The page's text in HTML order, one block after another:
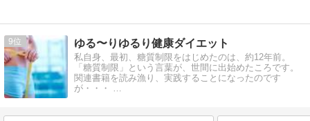
9 ゆる〜りゆるり健康ダイエット
私自身、最初、糖質制限をはじめたのは、約12年前。
「糖質制限」という言葉が、世間に出始めたころです。
関連書籍を読み漁り、実践することになったのです
が・・・ …